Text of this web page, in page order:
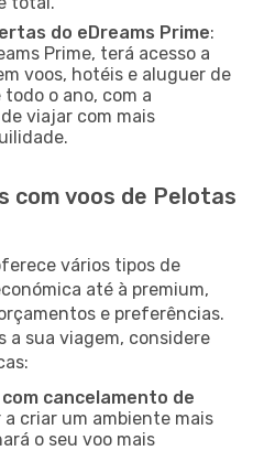
do eDreams Prime:
Prime, terá acesso a
voos, hotéis e aluguer de
o ano, com a
viajar com mais
com voos de Pelotas
vários tipos de
até à premium,
e preferências.
a sua viagem, considere
cancelamento de
a criar um ambiente mais
o seu voo mais